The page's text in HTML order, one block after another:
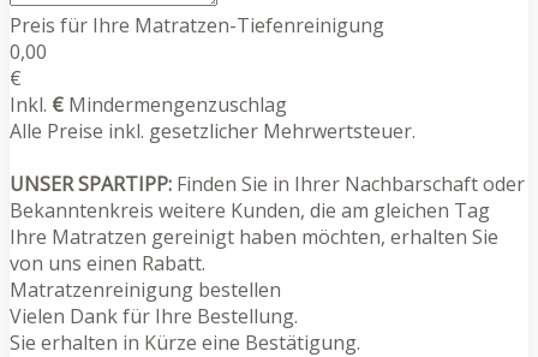
Preis für Ihre Matratzen-Tiefenreinigung
0,00
€
Inkl. € Mindermengenzuschlag
Alle Preise inkl. gesetzlicher Mehrwertsteuer.
UNSER SPARTIPP: Finden Sie in Ihrer Nachbarschaft oder
Bekanntenkreis weitere Kunden, die am gleichen Tag
Ihre Matratzen gereinigt haben möchten, erhalten Sie
von uns einen Rabatt.
Matratzenreinigung bestellen
Vielen Dank für Ihre Bestellung.
Sie erhalten in Kürze eine Bestätigung.